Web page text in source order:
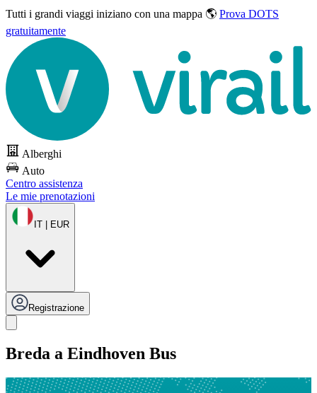
Tutti i grandi viaggi iniziano con una mappa 🌎 Prova DOTS
gratuitamente
Alberghi
Auto
Centro assistenza
Le mie prenotazioni
IT | EUR
Registrazione
Breda a Eindhoven Bus